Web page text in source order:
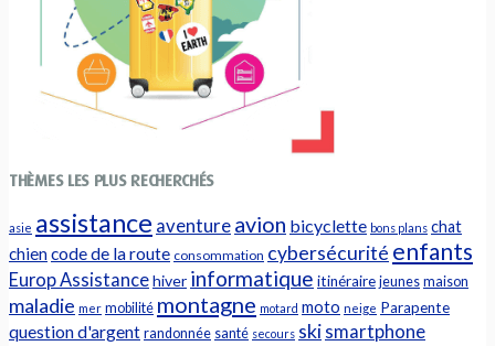
THÈMES LES PLUS RECHERCHÉS
asie assistance aventure avion bicyclette bons plans chat
chiencode de la route consommation cybersécurité enfants
Europ Assistancehiver informatique itinéraire jeunes maison
maladie mer mobilité montagne motard moto neige Parapente
question d'argent randonnée santé secours ski smartphone